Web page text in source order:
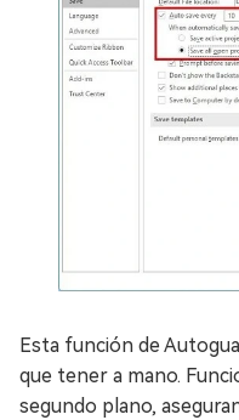
Esta función de
que tener a mano.
segundo plano,